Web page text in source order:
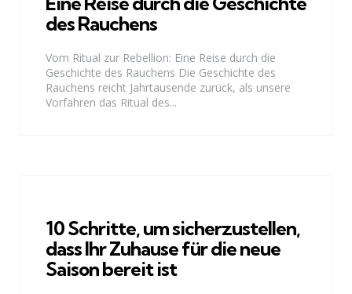
des Rauchens
Vom Ritual zur Rebellion: Eine Reise durch die
Geschichte des Rauchens Die Geschichte des
Rauchens reicht Jahrtausende zurück, als unsere
Vorfahren das Ritual des...
10 Schritte, um sicherzustellen,
dass Ihr Zuhause für die neue
Saison bereit ist